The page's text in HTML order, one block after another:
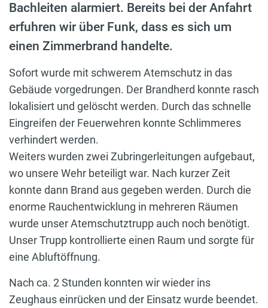
Bachleiten alarmiert. Bereits bei der Anfahrt
erfuhren wir über Funk, dass es sich um
einen Zimmerbrand handelte.
Sofort wurde mit schwerem Atemschutz in das
Gebäude vorgedrungen. Der Brandherd konnte rasch
lokalisiert und gelöscht werden. Durch das schnelle
Eingreifen der Feuerwehren konnte Schlimmeres
verhindert werden.
Weiters wurden zwei Zubringerleitungen aufgebaut,
wo unsere Wehr beteiligt war. Nach kurzer Zeit
konnte dann Brand aus gegeben werden. Durch die
enorme Rauchentwicklung in mehreren Räumen
wurde unser Atemschutztrupp auch noch benötigt.
Unser Trupp kontrollierte einen Raum und sorgte für
eine Abluftöffnung.
Nach ca. 2 Stunden konnten wir wieder ins
Zeughaus einrücken und der Einsatz wurde beendet.